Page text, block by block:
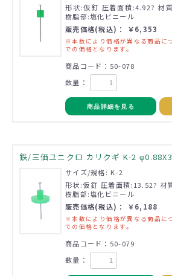
形状:仮釘 圧着面積:4.92? 材
樹脂部:塩化ビニール
販売価格(税込)： ￥6,353
※本数により価格が異なる商品に
での価格となります。
商品コード：50-078
数量：
商品詳細を見る
鉄/三価ユニクロ カリクギ K-2
サイズ/規格: K-2
形状:仮釘 圧着面積:13.52? 材
樹脂部:塩化ビニール
販売価格(税込)： ￥6,188
※本数により価格が異なる商品に
での価格となります。
商品コード：50-079
数量：